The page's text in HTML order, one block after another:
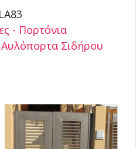
LA83
- Πορτόνια
Αυλόπορτα Σιδήρου